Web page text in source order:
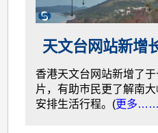
天文台网站新增
香港天文台网站新增了
片，有助巿民更了解南大
安排生活行程。(更多